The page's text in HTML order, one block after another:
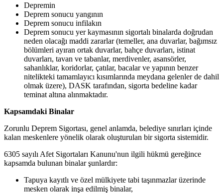
Depremin
Deprem sonucu yangının
Deprem sonucu infilakın
Deprem sonucu yer kaymasının sigortalı binalarda doğrudan
neden olacağı maddi zararlar (temeller, ana duvarlar, bağımsız
bölümleri ayıran ortak duvarlar, bahçe duvarları, istinat
duvarları, tavan ve tabanlar, merdivenler, asansörler,
sahanlıklar, koridorlar, çatılar, bacalar ve yapının benzer
nitelikteki tamamlayıcı kısımlarında meydana gelenler de dahil
olmak üzere), DASK tarafından, sigorta bedeline kadar
teminat altına alınmaktadır.
Kapsamdaki Binalar
Zorunlu Deprem Sigortası, genel anlamda, belediye sınırları içinde
kalan meskenlere yönelik olarak oluşturulan bir sigorta sistemidir.
6305 sayılı Afet Sigortaları Kanunu'nun ilgili hükmü gereğince
kapsamda bulunan binalar şunlardır:
Tapuya kayıtlı ve özel mülkiyete tabi taşınmazlar üzerinde
mesken olarak inşa edilmiş binalar,